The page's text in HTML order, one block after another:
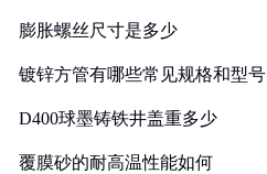
膨胀螺丝尺寸是多少
镀锌方管有哪些常见规格和型号
D400球墨铸铁井盖重多少
覆膜砂的耐高温性能如何